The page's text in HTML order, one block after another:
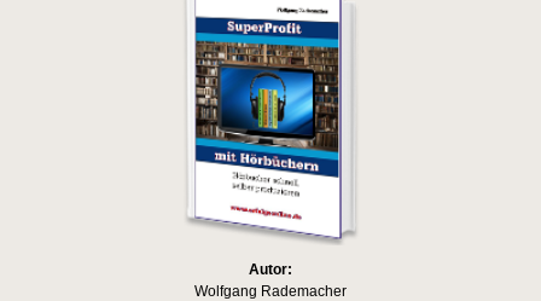
Autor:
Wolfgang Rademacher